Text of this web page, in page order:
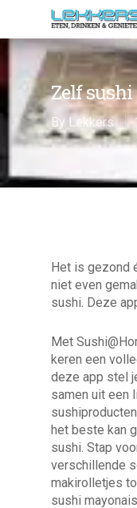
Zelf
By Lekkers
Het is gezond
niet even
sushi. Deze
Met
keren een
deze app stel
samen uit een
het beste kan
sushi. Stap
verschillende
makirolletjes
sushi